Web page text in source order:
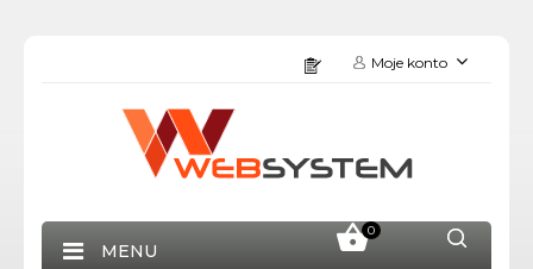
Moje konto
0
MENU